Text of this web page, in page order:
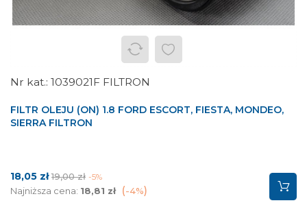
1039021F FILTRON
FILTR OLEJU (ON) 1.8 FORD ESCORT, FIESTA, MONDEO,
SIERRA FILTRON
Cena
18,05 złCena
podstawowa
19,00 zł -5%
Najniższa cena: 18,81 zł -4%